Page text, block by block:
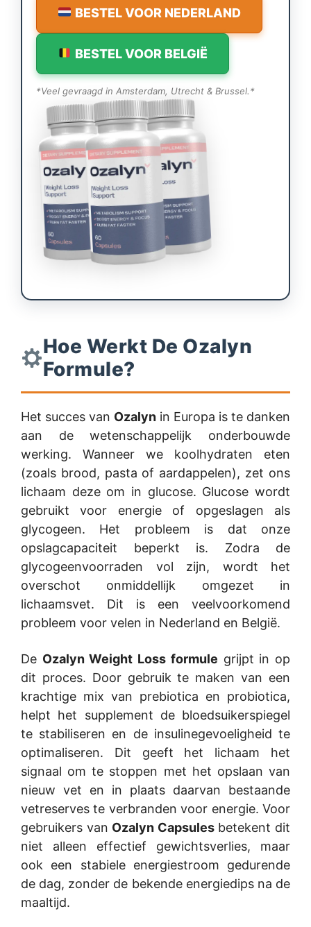
BESTEL VOOR NEDERLAND
BESTEL VOOR BELGIË
*Veel gevraagd in Amsterdam, Utrecht & Brussel.*
Hoe Werkt De Ozalyn
Formule?
Het succes van Ozalyn in Europa is te danken
aan de wetenschappelijk onderbouwde
werking. Wanneer we koolhydraten eten
(zoals brood, pasta of aardappelen), zet ons
lichaam deze om in glucose. Glucose wordt
gebruikt voor energie of opgeslagen als
glycogeen. Het probleem is dat onze
opslagcapaciteit beperkt is. Zodra de
glycogeenvoorraden vol zijn, wordt het
overschot onmiddellijk omgezet in
lichaamsvet. Dit is een veelvoorkomend
probleem voor velen in Nederland en België.
De Ozalyn Weight Loss formule grijpt in op
dit proces. Door gebruik te maken van een
krachtige mix van prebiotica en probiotica,
helpt het supplement de bloedsuikerspiegel
te stabiliseren en de insulinegevoeligheid te
optimaliseren. Dit geeft het lichaam het
signaal om te stoppen met het opslaan van
nieuw vet en in plaats daarvan bestaande
vetreserves te verbranden voor energie. Voor
gebruikers van Ozalyn Capsulesbetekent dit
niet alleen effectief gewichtsverlies, maar
ook een stabiele energiestroom gedurende
de dag, zonder de bekende energiedips na de
maaltijd.